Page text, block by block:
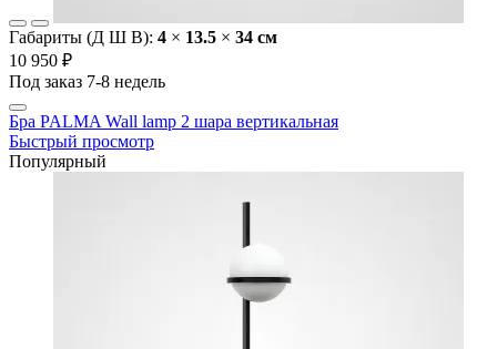
Габариты (Д Ш В): 4 × 13.5 × 34 cм
10 950 ₽
Под заказ 7-8 недель
Бра PALMA Wall lamp 2 шара вертикальная
Быстрый просмотр
Популярный